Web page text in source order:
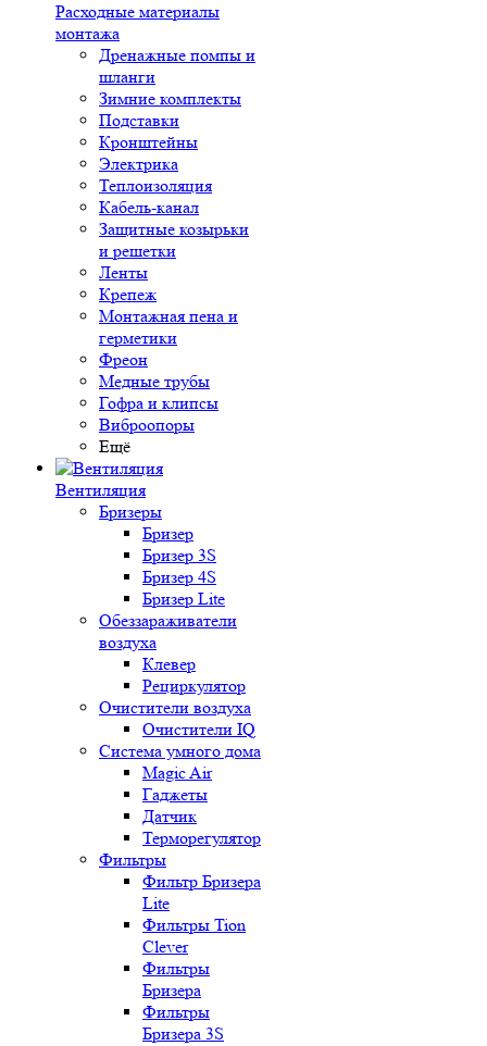
Расходные материалы
монтажа
Дренажные помпы и
шланги
Зимние комплекты
Подставки
Кронштейны
Электрика
Теплоизоляция
Кабель-канал
Защитные козырьки
и решетки
Ленты
Крепеж
Монтажная пена и
герметики
Фреон
Медные трубы
Гофра и клипсы
Виброопоры
Ещё
Вентиляция
Бризеры
Бризер
Бризер 3S
Бризер 4S
Бризер Lite
Обеззараживатели
воздуха
Клевер
Рециркулятор
Очистители воздуха
Очистители IQ
Система умного дома
Magic Air
Гаджеты
Датчик
Терморегулятор
Фильтры
Фильтр Бризера
Lite
Фильтры Tion
Clever
Фильтры
Бризера
Фильтры
Бризера 3S